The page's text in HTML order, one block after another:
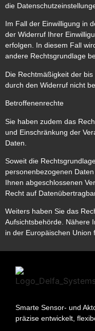
die
Im Fall der Einwilligung in
der Widerruf Ihrer
erfolgen. In diesem Fall
andere Rechtsgrundlage
Die Rechtmäßigkeit der
durch den Widerruf nicht
Betroffenenrechte
Sie haben zudem das
und Einschränkung der
Daten.
Soweit die
personenbezogenen
Ihnen abgeschlossenen
Recht auf
Weiters haben Sie das
Aufsichtsbehörde. Nähere
in der Europäischen Union
Smarte Sensor- und
präzise entwickelt,